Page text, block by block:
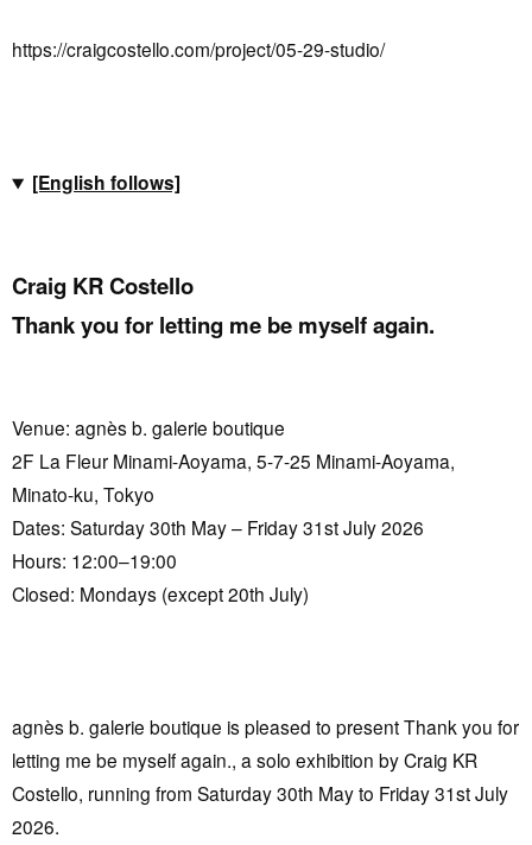
https://craigcostello.com/project/05-29-studio/
[English follows]
Craig KR Costello
Thank you for letting me be myself again.
Venue: agnès b. galerie boutique
2F La Fleur Minami-Aoyama, 5-7-25 Minami-Aoyama,
Minato-ku, Tokyo
Dates: Saturday 30th May – Friday 31st July 2026
Hours: 12:00–19:00
Closed: Mondays (except 20th July)
agnès b. galerie boutique is pleased to present Thank you for
letting me be myself again., a solo exhibition by Craig KR
Costello, running from Saturday 30th May to Friday 31st July
2026.